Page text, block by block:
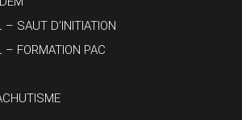
– SAUT D’INITIATION
– FORMATION PAC